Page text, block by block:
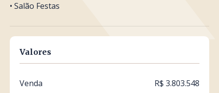
• Salão Festas
Valores
Venda R$ 3.803.548